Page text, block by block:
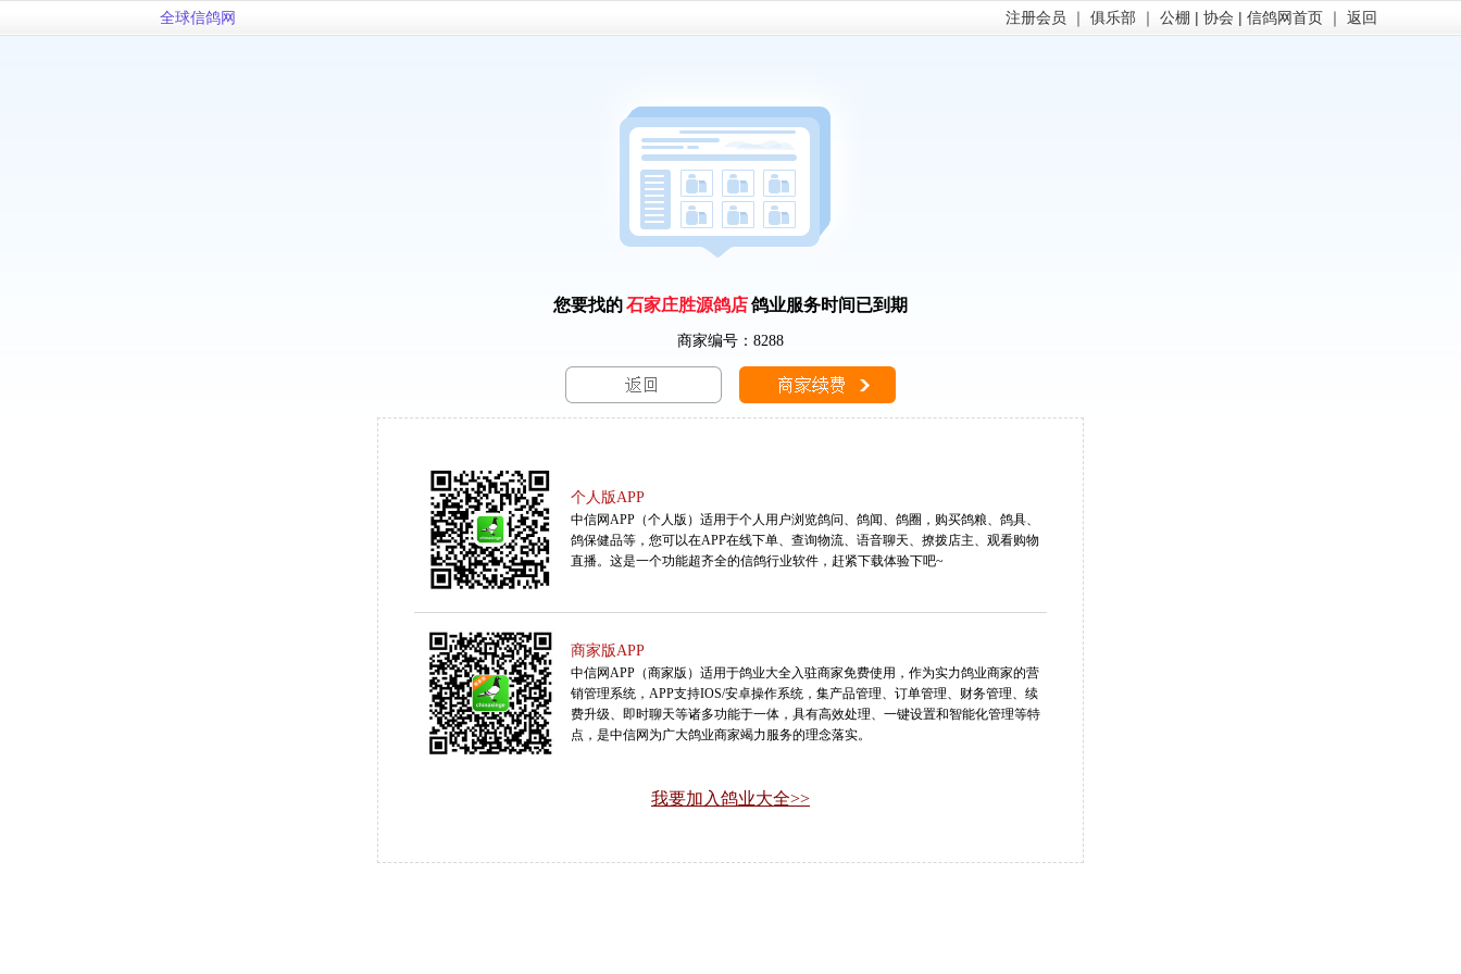
全球信鸽网 注册会员 ｜ 俱乐部｜ 公棚 | 协会| 信鸽网首页｜ 返回